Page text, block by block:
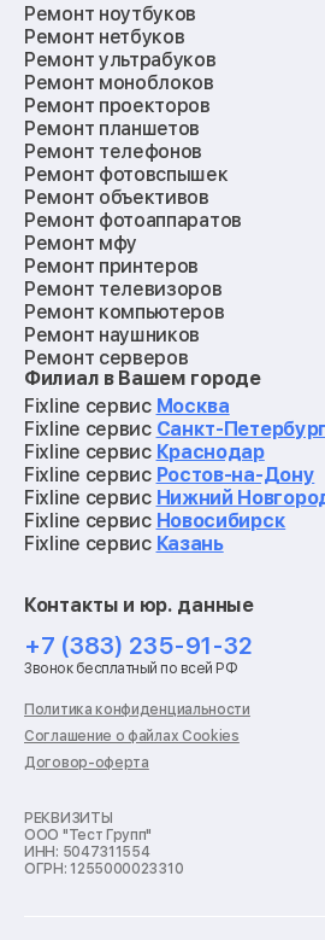
Ремонт ноутбуков
Ремонт нетбуков
Ремонт ультрабуков
Ремонт моноблоков
Ремонт проекторов
Ремонт планшетов
Ремонт телефонов
Ремонт фотовспышек
Ремонт объективов
Ремонт фотоаппаратов
Ремонт мфу
Ремонт принтеров
Ремонт телевизоров
Ремонт компьютеров
Ремонт наушников
Ремонт серверов
Ремонт мониторов
Ремонт квадрокоптеров
Ремонт электросамокатов
Ремонт материнских плат
Ремонт видеокарт
Ремонт кофемашин
Ремонт vr систем
Ремонт игровых приставок
Ремонт роботов-пылесосов
Ремонт холодильников
Ремонт стиральных машин
Ремонт пылесосов
Ремонт варочных панелей
Ремонт духовых шкафов
Ремонт кондиционеров
Ремонт кухонных комбайнов
Ремонт морозильных камер
Ремонт отпаривателей
Ремонт плоттеров
Филиал в Вашем городе
Fixline сервис Москва
Fixline сервис Санкт-Петербург
Fixline сервис Краснодар
Fixline сервис Ростов-на-Дону
Fixline сервис Нижний
Fixline сервис Новосибирск
Fixline сервис Казань
Контакты и юр. данные
+7 (383) 235-91-32
Звонок бесплатный по всей РФ
Политика конфиденциальности
Соглашение о файлах Cookies
Договор-оферта
РЕКВИЗИТЫ
ООО "Тест Групп"
ИНН: 5047311554
ОГРН: 1255000023310